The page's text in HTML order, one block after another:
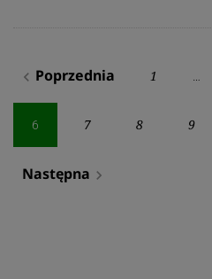
Stronicowanie
wpisów
navigate_before Poprzednia 1 …
6 7 8 9
Następna navigate_next